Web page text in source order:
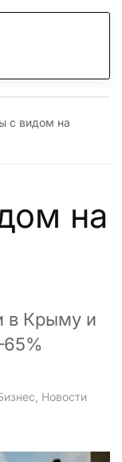
с видом на
на
в Крыму и
Новости